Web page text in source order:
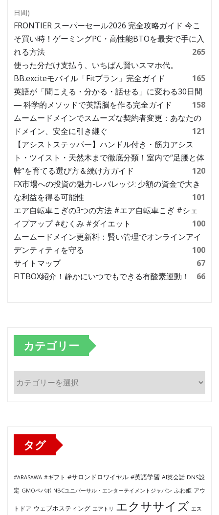
日間)
FRONTIER スーパーセール2026 完全攻略ガイド 今こ
そ買い時！ゲーミングPC・高性能BTOを最安で手に入
れる方法
265
使った分だけ支払う、いちばん賢いスマホ代。
BB.exciteモバイル「Fitプラン」完全ガイド
165
英語が「聞こえる・分かる・話せる」に変わる30日間
― 科学的メソッドで英語脳を作る完全ガイド
158
ムームードメインでスムーズな契約者変更：あなたの
ドメイン、安全に引き継ぐ
121
【アシストステッパー】ハンドル付き・筋力アシス
ト・ツイスト・天然木まで徹底分類！室内で“足腰と体
幹”を育てる選び方＆続け方ガイド
120
FX市場への投資の魅力-レバレッジ: 少額の資金で大き
な利益を得る可能性
101
エア自転車こぎの3つの方法 #エア自転車こぎ #シェ
イプアップ #むくみ #ダイエット
100
ムームードメイン更新料：賢い管理でオンラインアイ
デンティティを守る
100
サイトマップ
67
FITBOX紹介！静かにいつでもできる有酸素運動！
66
カテゴリー
テ
タグ
#ARASAWA #ギフト #サロンドロワイヤル #英語学習 AI英会話 DNS設
定 GMOペパボ NBCユニバーサル・エンターテイメントジャパン ふわ姫 アウ
トドア ウェブホスティング エアトリ エクササイズ エス